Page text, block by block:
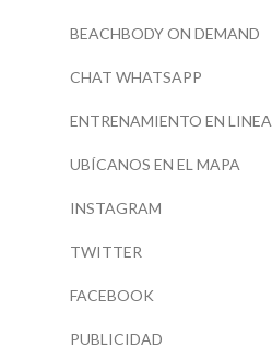
BEACHBODY ON DEMAND
CHAT WHATSAPP
ENTRENAMIENTO EN LINEA
UBÍCANOS EN EL MAPA
INSTAGRAM
TWITTER
FACEBOOK
PUBLICIDAD